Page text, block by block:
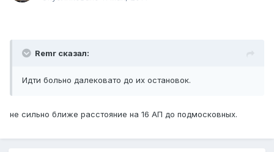
Remr сказал:
Идти больно далековато до их остановок.
не сильно ближе расстояние на 16 АП до подмосковных.